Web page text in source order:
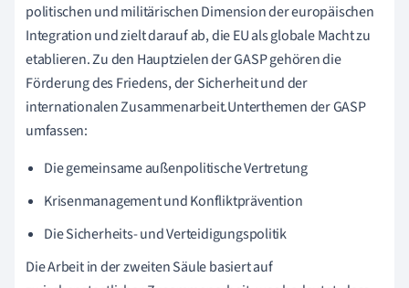
politischen und militärischen Dimension der europäischen
Integration und zielt darauf ab, die EU als globale Macht zu
etablieren. Zu den Hauptzielen der GASP gehören die
Förderung des Friedens, der Sicherheit und der
internationalen Zusammenarbeit.Unterthemen der GASP
umfassen:
Die gemeinsame außenpolitische Vertretung
Krisenmanagement und Konfliktprävention
Die Sicherheits- und Verteidigungspolitik
Die Arbeit in der zweiten Säule basiert auf